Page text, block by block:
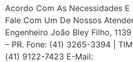
Acordo Com As Necessidades
Fale Com Um De Nossos
Engenheiro João Bley Filho,
– PR. Fone: (41) 3265-3394 |
(41) 9122-7423 E-Mail: